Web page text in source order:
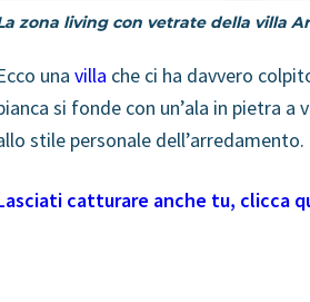
zona living con vetrate della villa
una villa che ci ha davvero
si fonde con un’ala in pietra a
stile personale dell’arredamento.
catturare anche tu, clicca